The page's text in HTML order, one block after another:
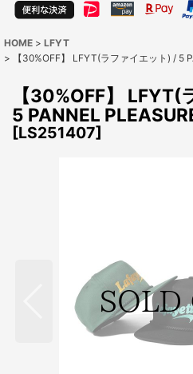
HOME > LFYT
>
【30%OFF】 LFYT(ラファイエット) / 5
【30%OFF】
5 PANNEL
[LS251407]